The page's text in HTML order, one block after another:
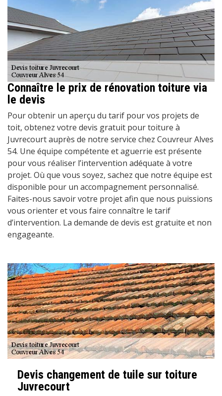
Connaître le prix de rénovation toiture via
le devis
Pour obtenir un aperçu du tarif pour vos projets de
toit, obtenez votre devis gratuit pour toiture à
Juvrecourt auprès de notre service chez Couvreur Alves
54. Une équipe compétente et aguerrie est présente
pour vous réaliser l’intervention adéquate à votre
projet. Où que vous soyez, sachez que notre équipe est
disponible pour un accompagnement personnalisé.
Faites-nous savoir votre projet afin que nous puissions
vous orienter et vous faire connaître le tarif
d’intervention. La demande de devis est gratuite et non
engageante.
Devis changement de tuile sur toiture
Juvrecourt